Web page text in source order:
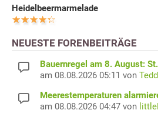
Heidelbeermarmelade
NEUESTE FORENBEITRÄGE
Bauernregel am 8. August:
am 08.08.2026 05:11 von
Meerestemperaturen
am 08.08.2026 04:47 von